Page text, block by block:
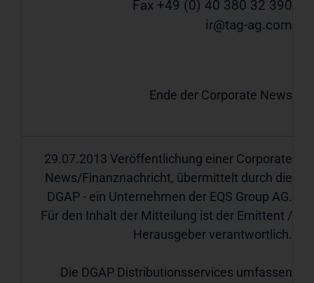
Fax +49 (0) 40 380 32 390
ir@tag-ag.com
Ende der Corporate News
29.07.2013 Veröffentlichung einer Corporate
News/Finanznachricht, übermittelt durch die
DGAP - ein Unternehmen der EQS Group AG.
Für den Inhalt der Mitteilung ist der Emittent /
Herausgeber verantwortlich.
Die DGAP Distributionsservices umfassen